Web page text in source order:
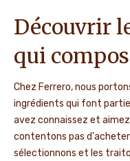
Découvrir
qui
Chez Ferrero, nous
ingrédients qui font
avez connaissez et
contentons pas d'acheter
sélectionnons et les